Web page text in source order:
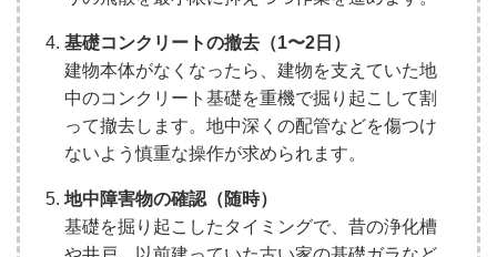
基礎コンクリートの撤去（1〜2日）
建物本体がなくなったら、建物を支えていた地
中のコンクリート基礎を重機で掘り起こして割
って撤去します。地中深くの配管などを傷つけ
ないよう慎重な操作が求められます。
地中障害物の確認（随時）
基礎を掘り起こしたタイミングで、昔の浄化槽